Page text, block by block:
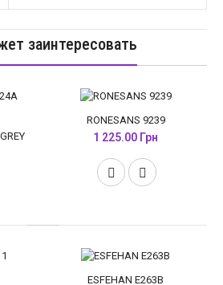
заинтересовать
RONESANS 9239
1 225.00 Грн
ESFEHAN E263B